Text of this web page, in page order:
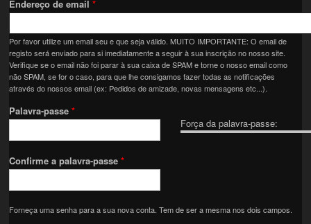
Endereço de email*
Por favor utilize um email seu e que seja válido. MUITO IMPORTANTE: O email de
registo será enviado para si imediatamente a seguir à sua inscrição no nosso site.
Verifique se o email não foi parar à sua caixa de SPAM e torne o nosso email como
não SPAM, se for o caso, para que lhe consigamos fazer todas as notificações
através do nossos email (ex: Pedidos de amizade, novas mensagens etc...).
Força da palavra-passe:
Palavra-passe*
Confirme a palavra-passe*
Forneça uma senha para a sua nova conta. Tem de ser a mesma nos dois campos.